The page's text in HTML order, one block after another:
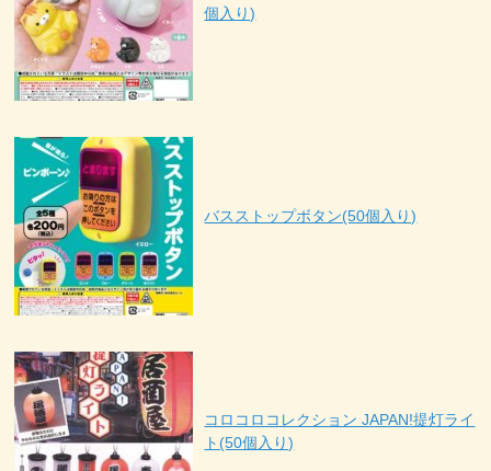
個入り)
バスストップボタン(50個入り)
コロコロコレクション JAPAN!提灯ライ
ト(50個入り)